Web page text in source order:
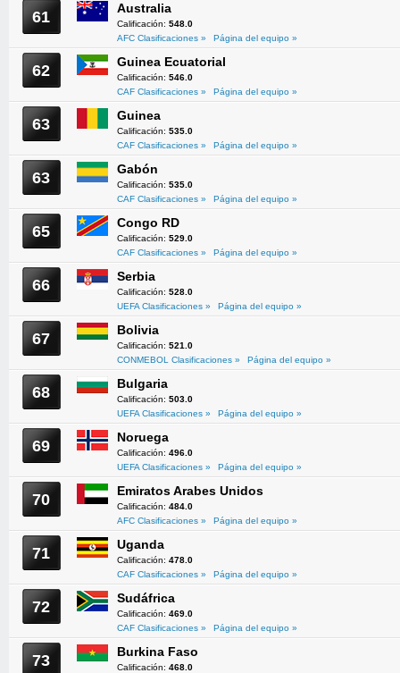
61 Australia
Calificación: 548.0
AFC Clasificaciones »
Página del equipo »
62 Guinea Ecuatorial
Calificación: 546.0
CAF Clasificaciones »
Página del equipo »
63 Guinea
Calificación: 535.0
CAF Clasificaciones »
Página del equipo »
63 Gabón
Calificación: 535.0
CAF Clasificaciones »
Página del equipo »
65 Congo RD
Calificación: 529.0
CAF Clasificaciones »
Página del equipo »
66 Serbia
Calificación: 528.0
UEFA Clasificaciones »
Página del equipo »
67 Bolivia
Calificación: 521.0
CONMEBOL Clasificaciones »
Página del equipo »
68 Bulgaria
Calificación: 503.0
UEFA Clasificaciones »
Página del equipo »
69 Noruega
Calificación: 496.0
UEFA Clasificaciones »
Página del equipo »
70 Emiratos Arabes Unidos
Calificación: 484.0
AFC Clasificaciones »
Página del equipo »
71 Uganda
Calificación: 478.0
CAF Clasificaciones »
Página del equipo »
72 Sudáfrica
Calificación: 469.0
CAF Clasificaciones »
Página del equipo »
73 Burkina Faso
Calificación: 468.0